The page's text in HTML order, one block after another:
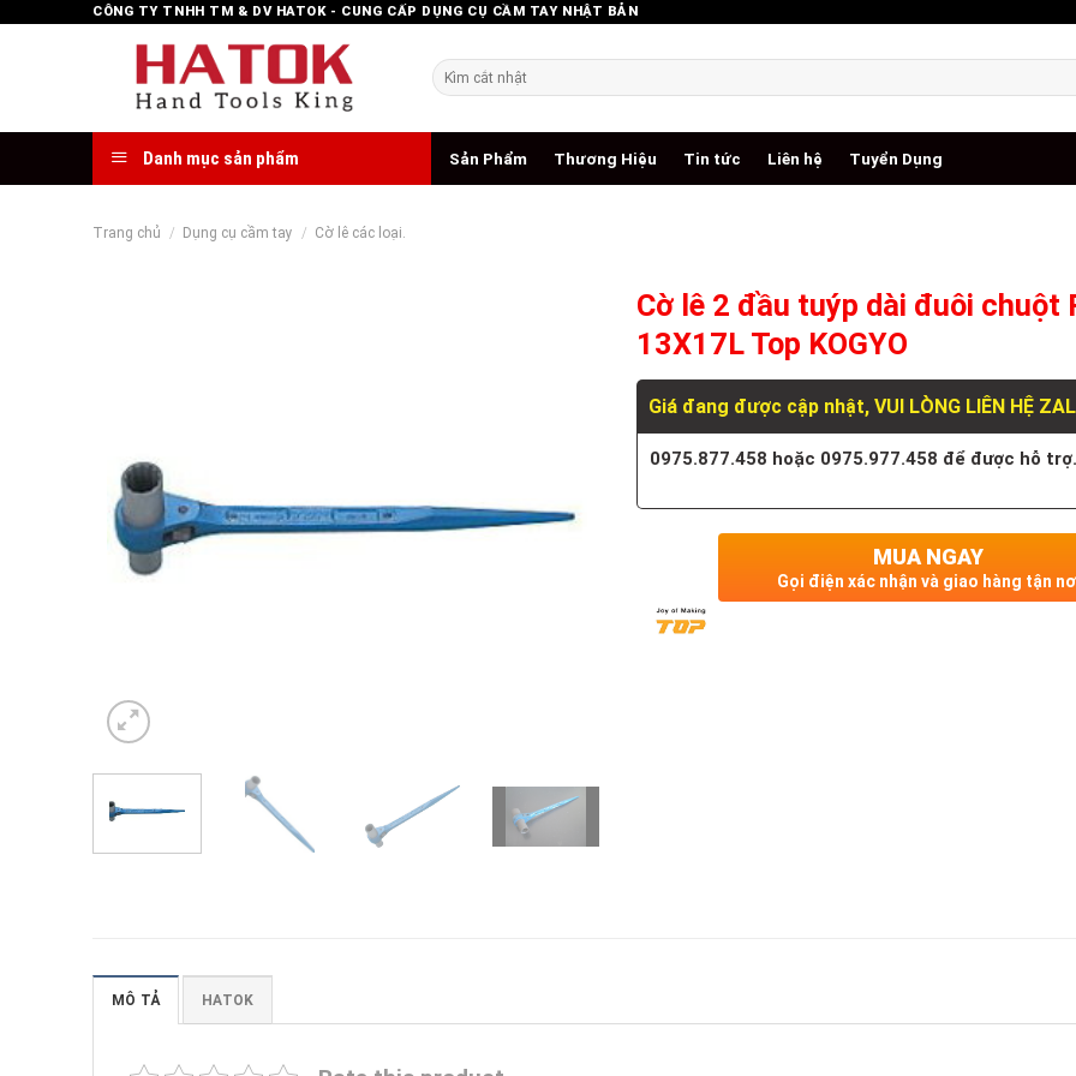
CÔNG TY TNHH TM & DV HATOK - CUNG CẤP DỤNG CỤ CẦM TAY NHẬT BẢN
Tìm
kiếm:
Danh mục sản phẩm Sản Phẩm Thương Hiệu Tin tức Liên hệ Tuyển Dụng
Trang chủ / Dụng cụ cầm tay / Cờ lê các loại.
Cờ lê 2 đầu tuýp dài đuôi chuột
13X17L Top KOGYO
Giá đang được cập nhật, VUI LÒNG LIÊN HỆ
0975.877.458 hoặc 0975.977.458 để được hỗ
MUA NGAY
Gọi điện xác nhận và giao hàng tận
MÔ TẢ HATOK